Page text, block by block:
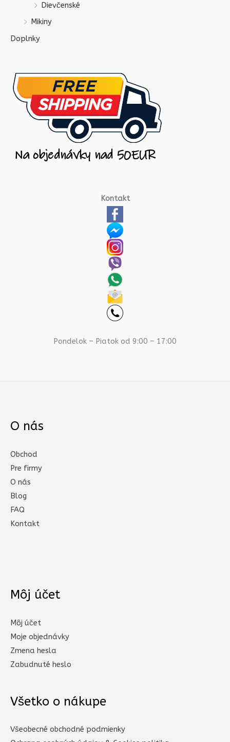
Dievčenské
Mikiny
Doplnky
Kontakt
Pondelok – Piatok od 9:00 – 17:00
O nás
Obchod
Pre firmy
O nás
Blog
FAQ
Kontakt
Môj účet
Môj účet
Moje objednávky
Zmena hesla
Zabudnuté heslo
Všetko o nákupe
Všeobecné obchodné podmienky